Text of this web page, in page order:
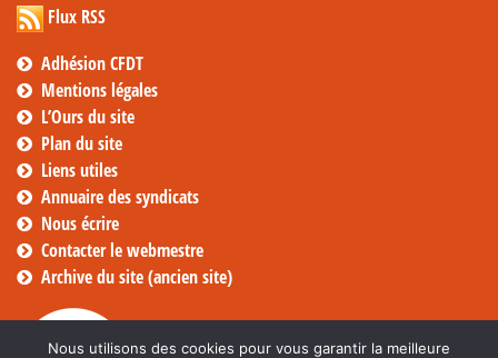
Flux RSS
Adhésion CFDT
Mentions légales
L’Ours du site
Plan du site
Liens utiles
Annuaire des syndicats
Nous écrire
Contacter le webmestre
Archive du site (ancien site)
Nous utilisons des cookies pour vous garantir la meilleure